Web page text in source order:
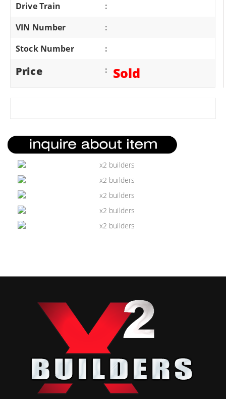
Drive Train
:
VIN Number
:
Stock Number
:
Price : Sold